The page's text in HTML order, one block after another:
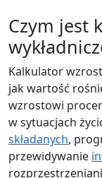
Czym jest
Kalkulator
jak wartość
wzrostowi
w sytuacjach
składanych,
przewidywanie